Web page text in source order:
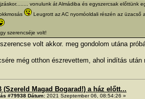
vonulunk át Almádiba és egyszercsak előttünk
Leugrott az AC nyomóoldali részén az üzacső
szerencséje volt!
volt akkor. meg gondolom utána
még otthon észrevettem, ahol indítás
(Szereld Magad Bogarad!) a ház előtt...
#79938 Dátum: 2021 Szeptember 06, 08:54:26 »